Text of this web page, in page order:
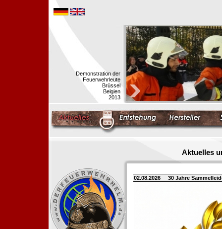
Demonstration der
Feuerwehrleute
Brüssel
Belgien
2013
Aktuelles
02.08.2026 30 Jahre